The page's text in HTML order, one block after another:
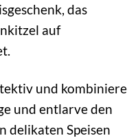
das
auf
und kombiniere
und entlarve den
delikaten Speisen